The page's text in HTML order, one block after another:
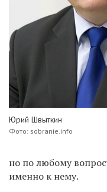
Юрий Швыткин
Фото: sobranie.info
но по любому
именно к нему.